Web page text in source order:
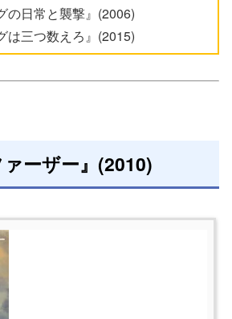
の日常と襲撃』(2006)
は三つ数えろ』(2015)
ーザー』(2010)